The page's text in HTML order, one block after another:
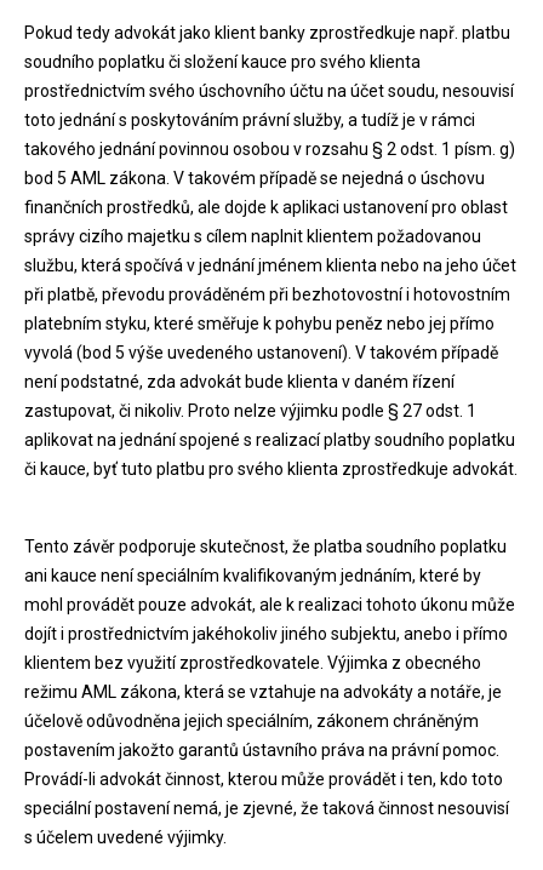
Pokud tedy advokát jako klient banky zprostředkuje např. platbu
soudního poplatku či složení kauce pro svého klienta
prostřednictvím svého úschovního účtu na účet soudu, nesouvisí
toto jednání s poskytováním právní služby, a tudíž je v rámci
takového jednání povinnou osobou v rozsahu § 2 odst. 1 písm. g)
bod 5 AML zákona. V takovém případě se nejedná o úschovu
finančních prostředků, ale dojde k aplikaci ustanovení pro oblast
správy cizího majetku s cílem naplnit klientem požadovanou
službu, která spočívá v jednání jménem klienta nebo na jeho účet
při platbě, převodu prováděném při bezhotovostní i hotovostním
platebním styku, které směřuje k pohybu peněz nebo jej přímo
vyvolá (bod 5 výše uvedeného ustanovení). V takovém případě
není podstatné, zda advokát bude klienta v daném řízení
zastupovat, či nikoliv. Proto nelze výjimku podle § 27 odst. 1
aplikovat na jednání spojené s realizací platby soudního poplatku
či kauce, byť tuto platbu pro svého klienta zprostředkuje advokát.
Tento závěr podporuje skutečnost, že platba soudního poplatku
ani kauce není speciálním kvalifikovaným jednáním, které by
mohl provádět pouze advokát, ale k realizaci tohoto úkonu může
dojít i prostřednictvím jakéhokoliv jiného subjektu, anebo i přímo
klientem bez využití zprostředkovatele. Výjimka z obecného
režimu AML zákona, která se vztahuje na advokáty a notáře, je
účelově odůvodněna jejich speciálním, zákonem chráněným
postavením jakožto garantů ústavního práva na právní pomoc.
Provádí-li advokát činnost, kterou může provádět i ten, kdo toto
speciální postavení nemá, je zjevné, že taková činnost nesouvisí
s účelem uvedené výjimky.